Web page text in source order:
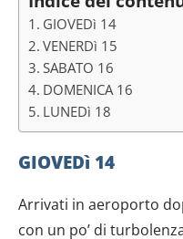
GIOVEDì 14
VENERDì 15
SABATO 16
DOMENICA 16
LUNEDì 18
GIOVEDì 14
Arrivati in aeroporto
con un po’ di